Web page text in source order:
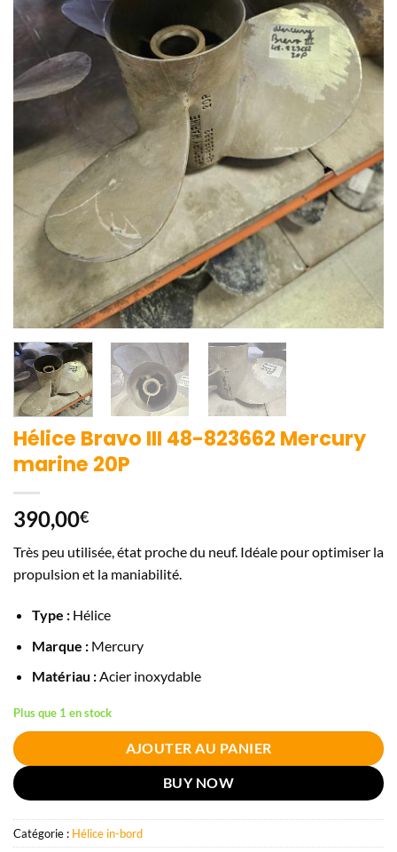
Hélice Bravo III 48-823662 Mercury
marine 20P
390,00€
Très peu utilisée, état proche du neuf. Idéale pour optimiser la
propulsion et la maniabilité.
Type :Hélice
Marque :Mercury
Matériau :Acier inoxydable
Plus que 1 en stock
AJOUTER AU PANIER
BUY NOW
Catégorie : Hélice in-bord